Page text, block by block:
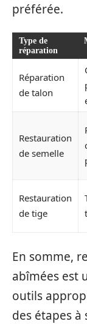
préférée.
Type de
réparation
Réparation
de talon
Restauration
de semelle
Restauration
de tige
En somme,
abîmées est
outils
des étapes